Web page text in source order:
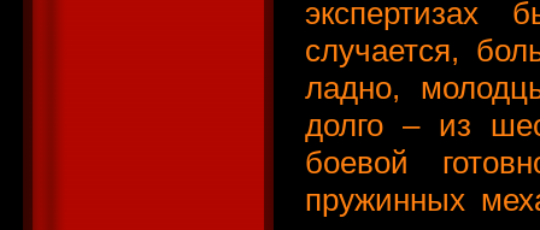
экспертизах
случается,
ладно,
долго – из
боевой
пружинных